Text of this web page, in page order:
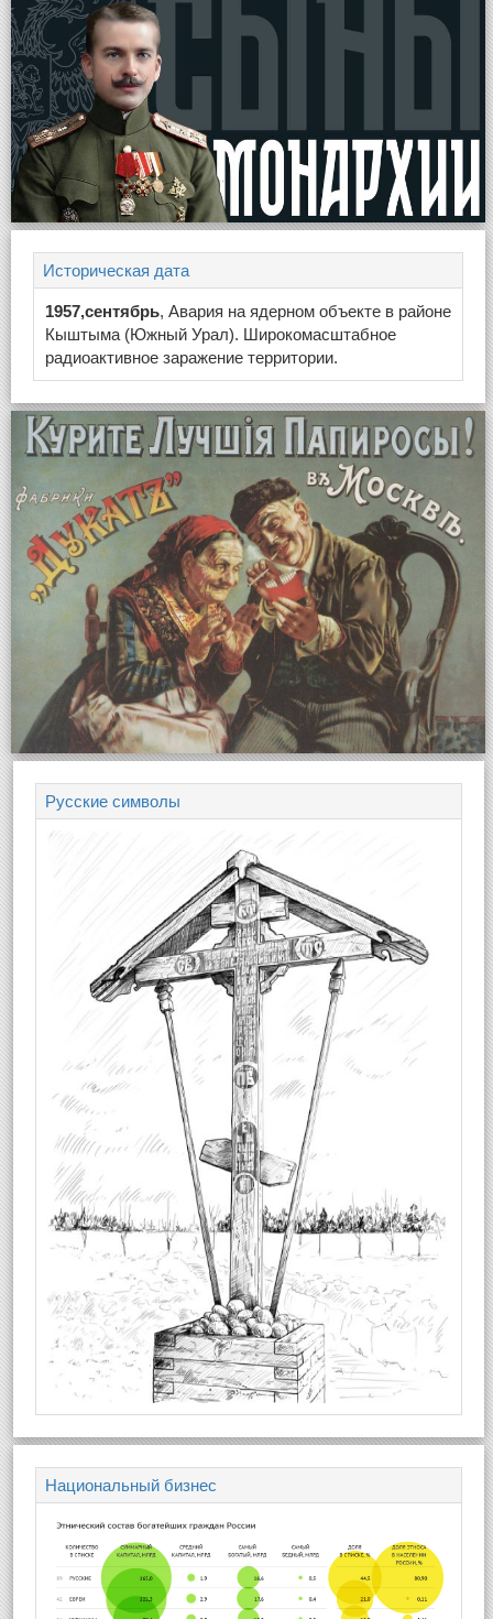
Историческая дата
1957,сентябрь, Авария на ядерном объекте в районе
Кыштыма (Южный Урал). Широкомасштабное
радиоактивное заражение территории.
Русские символы
Национальный бизнес